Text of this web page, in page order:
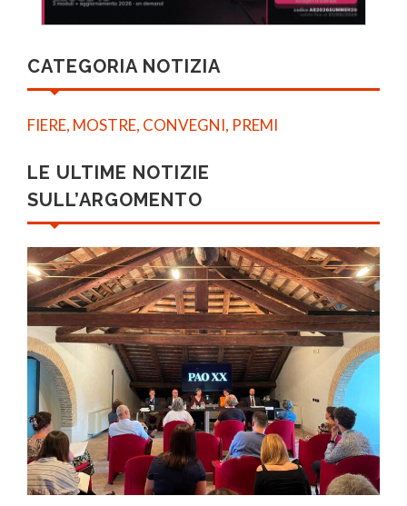
CATEGORIA NOTIZIA
FIERE, MOSTRE, CONVEGNI, PREMI
LE ULTIME NOTIZIE
SULL’ARGOMENTO